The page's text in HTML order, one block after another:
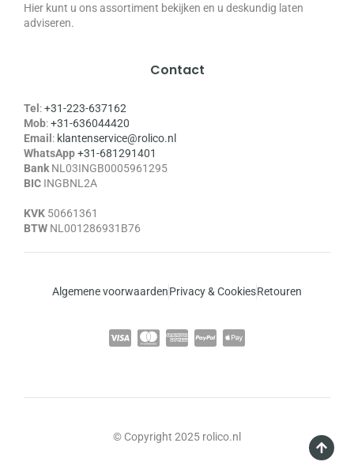
Hier kunt u ons assortiment bekijken en u deskundig laten
adviseren.
Contact
Tel :+31-223-637162
Mob:+31-636044420
Email : klantenservice@rolico.nl
WhatsApp+31-681291401
Bank NL03INGB0005961295
BIC INGBNL2A
KVK 50661361
BTW NL001286931B76
Algemene voorwaardenPrivacy & CookiesRetouren
© Copyright 2025 rolico.nl